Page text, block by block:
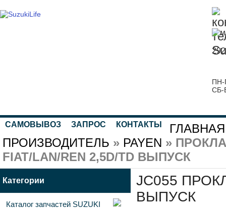
ПН-
СБ-
САМОВЫВОЗ ЗАПРОС КОНТАКТЫ ГЛАВНАЯ
ПРОИЗВОДИТЕЛЬ » PAYEN »
FIAT/LAN/REN 2,5D/TD ВЫПУСК
JC055
ВЫПУСК
Категории
Каталог запчастей SUZUKI